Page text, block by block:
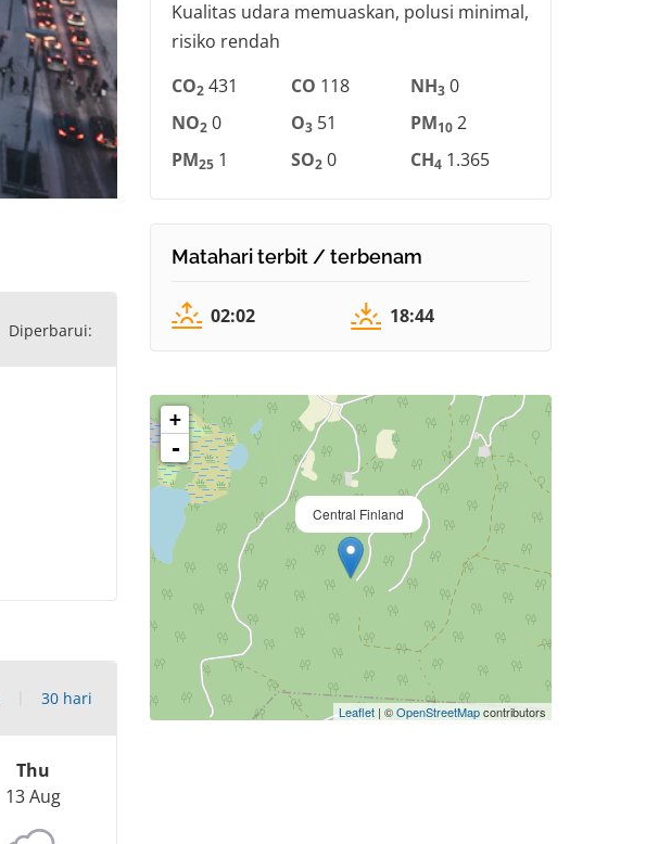
Diperbarui:
30 hari
Thu
13 Aug
Kualitas udara memuaskan, polusi minimal,
risiko rendah
CO2 431 CO 118 NH3 0
NO2 0 O3 51 PM10 2
PM25 1 SO2 0 CH4 1.365
Matahari terbit / terbenam
02:02 18:44
Central Finland
+
-
Leaflet | ©OpenStreetMapcontributors